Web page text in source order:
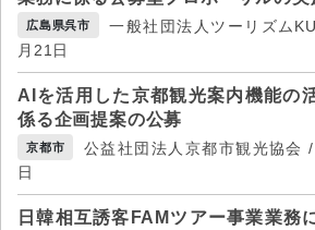
広島県呉市
一般社団法人ツーリズム
月21日
AIを活用した京都観光案内機能の
係る企画提案の公募
京都市
公益社団法人京都市観光協会
日
日韓相互誘客FAMツアー事業業務